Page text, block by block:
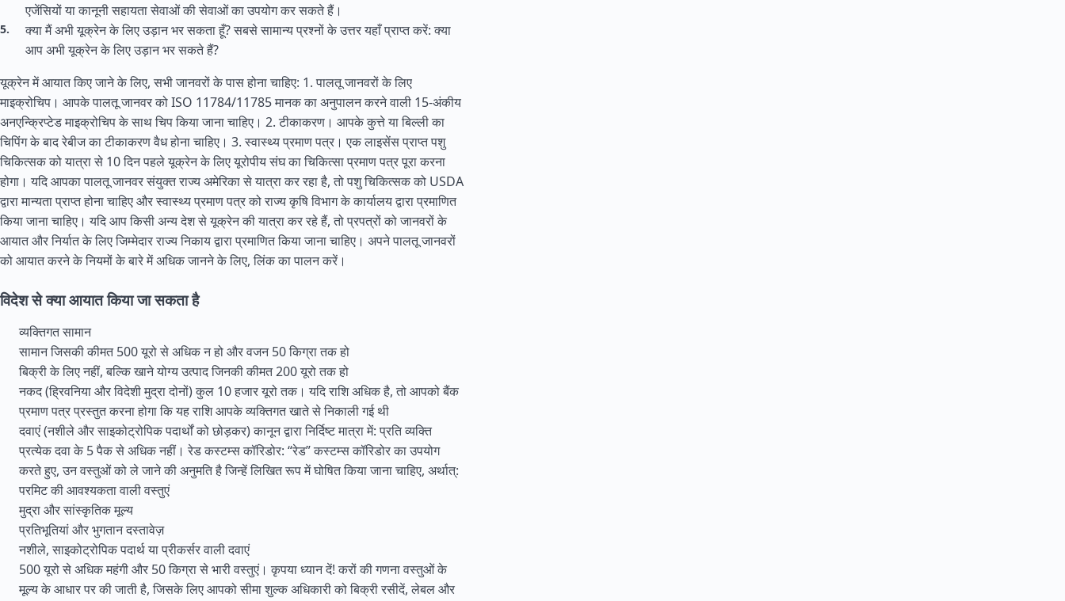
एजेंसियों या कानूनी सहायता सेवाओं की सेवाओं का उपयोग कर सकते हैं।
क्या मैं अभी यूक्रेन के लिए उड़ान भर सकता हूँ? सबसे सामान्य प्रश्नों के उत्तर यहाँ प्राप्त करें: क्या
आप अभी यूक्रेन के लिए उड़ान भर सकते हैं?
यूक्रेन में आयात किए जाने के लिए, सभी जानवरों के पास होना चाहिए: 1. पालतू जानवरों के लिए
माइक्रोचिप। आपके पालतू जानवर को ISO 11784/11785 मानक का अनुपालन करने वाली 15-अंकीय
अनएन्क्रिप्टेड माइक्रोचिप के साथ चिप किया जाना चाहिए। 2. टीकाकरण। आपके कुत्ते या बिल्ली का
चिपिंग के बाद रेबीज का टीकाकरण वैध होना चाहिए। 3. स्वास्थ्य प्रमाण पत्र। एक लाइसेंस प्राप्त पशु
चिकित्सक को यात्रा से 10 दिन पहले यूक्रेन के लिए यूरोपीय संघ का चिकित्सा प्रमाण पत्र पूरा करना
होगा। यदि आपका पालतू जानवरसंयुक्त राज्यअमेरिका से यात्रा कर रहा है, तो पशु चिकित्सक को USDA
द्वारा मान्यता प्राप्त होना चाहिए और स्वास्थ्य प्रमाण पत्र को राज्य कृषि विभाग के कार्यालय द्वारा प्रमाणित
किया जाना चाहिए। यदि आप किसी अन्य देश से यूक्रेन की यात्रा कर रहे हैं, तो प्रपत्रों को जानवरों के
आयात और निर्यात के लिए जिम्मेदार राज्य निकाय द्वारा प्रमाणित किया जाना चाहिए। अपने पालतू जानवरों
को आयात करने के नियमों के बारे में अधिक जानने के लिए, लिंक का पालन करें।
विदेश से क्या आयात किया जा सकता है
व्यक्तिगत सामान
सामान जिसकी कीमत 500 यूरो से अधिक न हो और वजन 50 किग्रा तक हो
बिक्री के लिए नहीं, बल्कि खाने योग्य उत्पाद जिनकी कीमत 200 यूरो तक हो
नकद (ह्रिवनिया और विदेशी मुद्रा दोनों) कुल 10 हजार यूरो तक। यदि राशि अधिक है, तो आपको बैंक
प्रमाण पत्र प्रस्तुत करना होगा कि यह राशि आपके व्यक्तिगत खाते से निकाली गई थी
दवाएं (नशीले और साइकोट्रोपिक पदार्थों को छोड़कर) कानून द्वारा निर्दिष्ट मात्रा में: प्रति व्यक्ति
प्रत्येक दवा के 5 पैक से अधिक नहीं। रेड कस्टम्स कॉरिडोर: “रेड” कस्टम्स कॉरिडोर का उपयोग
करते हुए, उन वस्तुओं को ले जाने की अनुमति है जिन्हें लिखित रूप में घोषित किया जाना चाहिए, अर्थात्:
परमिट की आवश्यकता वाली वस्तुएं
मुद्रा और सांस्कृतिक मूल्य
प्रतिभूतियां और भुगतान दस्तावेज़
नशीले, साइकोट्रोपिक पदार्थ या प्रीकर्सर वाली दवाएं
500 यूरो से अधिक महंगी और 50 किग्रा से भारी वस्तुएं। कृपया ध्यान दें! करों की गणना वस्तुओं के
मूल्य के आधार पर की जाती है, जिसके लिए आपको सीमा शुल्क अधिकारी को बिक्री रसीदें, लेबल और